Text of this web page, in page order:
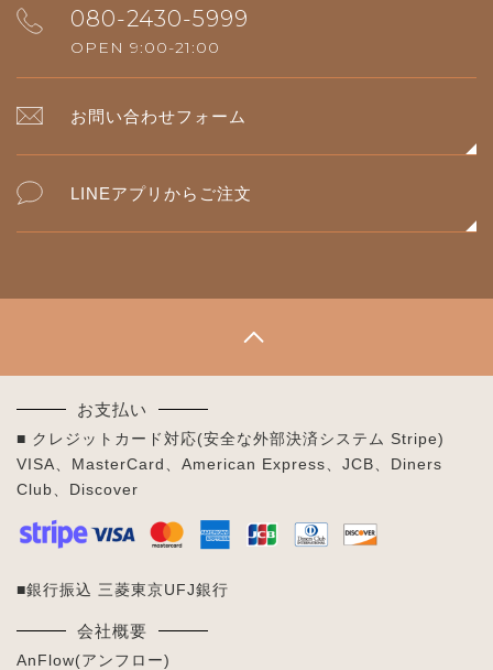
080-2430-5999
OPEN 9:00-21:00
お問い合わせフォーム
LINEアプリからご注文
お支払い
■ クレジットカード対応(安全な外部決済システム Stripe)
VISA、MasterCard、American Express、JCB、Diners
Club、Discover
■銀行振込 三菱東京UFJ銀行
会社概要
AnFlow(アンフロー)